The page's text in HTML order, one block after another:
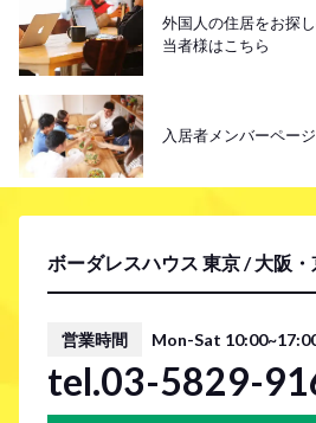
ボーダレスハウス 東京 / 大阪
営業時間 Mon-Sat
tel.03-5829-
外国人の住居をお探
当者様はこちら
入居者メンバーページ